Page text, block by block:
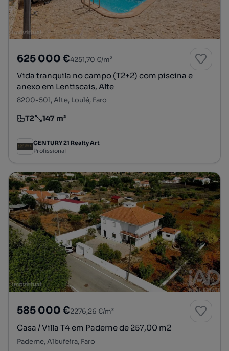
625 000 €4251,70 €/m²
Vida tranquila no campo (T2+2) com piscina e
anexo em Lentiscais, Alte
8200-501, Alte, Loulé, Faro
Tipologia
T2
Preço por metro quadrado
147 m²
CENTURY 21 Realty Art
Profissional
585 000 €2276,26 €/m²
Casa / Villa T4 em Paderne de 257,00 m2
Paderne, Albufeira, Faro